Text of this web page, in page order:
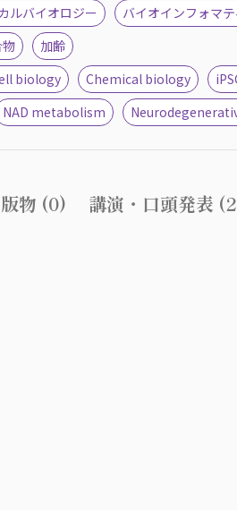
ルバイオロジー バイオインフォマ
加齢
biology Chemical biology
NAD metabolism
物 (0) 講演・口頭発表